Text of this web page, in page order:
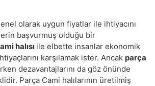
olarak uygun fiyatlar ile ihtiyacını
başvurmuş olduğu bir
halısı ile elbette insanlar ekonomik
karşılamak ister. Ancak parça
dezavantajlarını da göz önünde
Parça Cami halılarının üretilmiş